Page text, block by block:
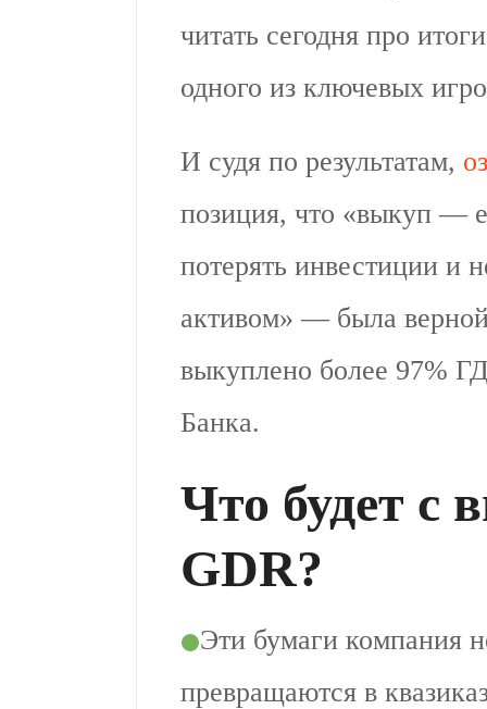
читать сегодня про
одного из ключевых
И судя по результатам,
позиция, что «выкуп —
потерять инвестиции и
активом» — была
выкуплено более 97%
Банка.
Что будет с
GDR?
Эти бумаги компания
превращаются в